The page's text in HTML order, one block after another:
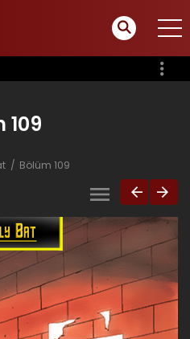
109
Bölüm 109